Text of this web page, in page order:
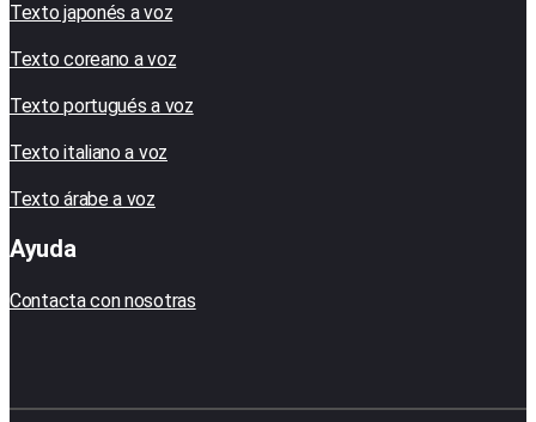
Texto japonés a voz
Texto coreano a voz
Texto portugués a voz
Texto italiano a voz
Texto árabe a voz
Ayuda
Contacta con nosotras